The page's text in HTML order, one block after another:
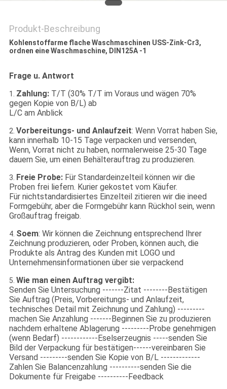
Produkt-Beschreibung
Kohlenstoffarme flache Waschmaschinen USS-Zink-Cr3,
ordnen eine Waschmaschine, DIN125A -1
Frage u. Antwort
1. Zahlung:T/T (30% T/T im Voraus und wägen 70%
gegen Kopie von B/L) ab
L/C am Anblick
2. Vorbereitungs- und Anlaufzeit: Wenn Vorrat haben Sie,
kann innerhalb 10-15 Tage verpacken und versenden,
Wenn, Vorrat nicht zu haben, normalerweise 25-30 Tage
dauern Sie, um einen Behälterauftrag zu produzieren.
3. Freie Probe:Für Standardeinzelteil können wir die
Proben frei liefern. Kurier gekostet vom Käufer.
Für nichtstandardisiertes Einzelteil zitieren wir die ineed
Formgebühr, aber die Formgebühr kann Rückhol sein, wenn
Großauftrag freigab.
4. Soem: Wir können die Zeichnung entsprechend Ihrer
Zeichnung produzieren, oder Proben, können auch, die
Produkte als Antrag des Kunden mit LOGO und
Unternehmensinformationen über sie verpackend
5. Wie man einen Auftrag vergibt:
Senden Sie Untersuchung -------Zitat --------Bestätigen
Sie Auftrag (Preis, Vorbereitungs- und Anlaufzeit,
technisches Detail mit Zeichnung und Zahlung) ---------
machen Sie Anzahlung -------Beginnen Sie zu produzieren
nachdem erhaltene Ablagerung ---------Probe genehmigen
(wenn Bedarf) ------------Eselserzeugnis -----senden Sie
Bild der Verpackung für bestätigen------vereinbaren Sie
Versand ---------senden Sie Kopie von B/L -------------
Zahlen Sie Balancenzahlung ----------senden Sie die
Dokumente für Freigabe ----------Feedback